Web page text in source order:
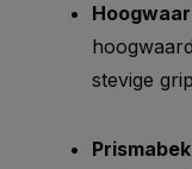
stevige